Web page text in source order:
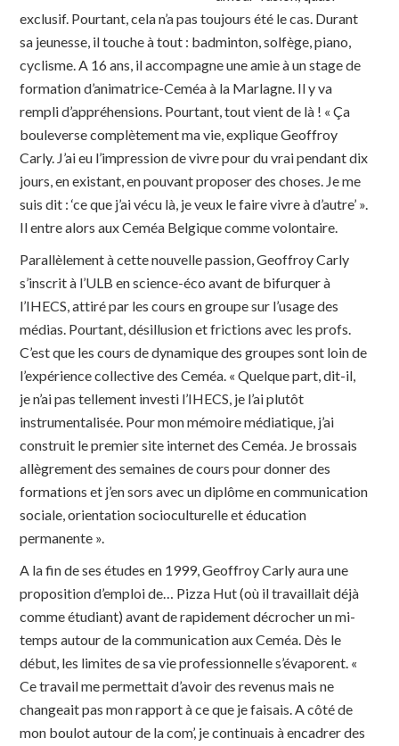
exclusif. Pourtant, cela n’a pas toujours été le cas. Durant
sa jeunesse, il touche à tout : badminton, solfège, piano,
cyclisme. A 16 ans, il accompagne une amie à un stage de
formation d’animatrice-Ceméa à la Marlagne. Il y va
rempli d’appréhensions. Pourtant, tout vient de là ! « Ça
bouleverse complètement ma vie, explique Geoffroy
Carly. J’ai eu l’impression de vivre pour du vrai pendant dix
jours, en existant, en pouvant proposer des choses. Je me
suis dit : ‘ce que j’ai vécu là, je veux le faire vivre à d’autre’ ».
Il entre alors aux Ceméa Belgique comme volontaire.
Parallèlement à cette nouvelle passion, Geoffroy Carly
s’inscrit à l’ULB en science-éco avant de bifurquer à
l’IHECS, attiré par les cours en groupe sur l’usage des
médias. Pourtant, désillusion et frictions avec les profs.
C’est que les cours de dynamique des groupes sont loin de
l’expérience collective des Ceméa. « Quelque part, dit-il,
je n’ai pas tellement investi l’IHECS, je l’ai plutôt
instrumentalisée. Pour mon mémoire médiatique, j’ai
construit le premier site internet des Ceméa. Je brossais
allègrement des semaines de cours pour donner des
formations et j’en sors avec un diplôme en communication
sociale, orientation socioculturelle et éducation
permanente ».
A la fin de ses études en 1999, Geoffroy Carly aura une
proposition d’emploi de… Pizza Hut (où il travaillait déjà
comme étudiant) avant de rapidement décrocher un mi-
temps autour de la communication aux Ceméa. Dès le
début, les limites de sa vie professionnelle s’évaporent. «
Ce travail me permettait d’avoir des revenus mais ne
changeait pas mon rapport à ce que je faisais. A côté de
mon boulot autour de la com’, je continuais à encadrer des